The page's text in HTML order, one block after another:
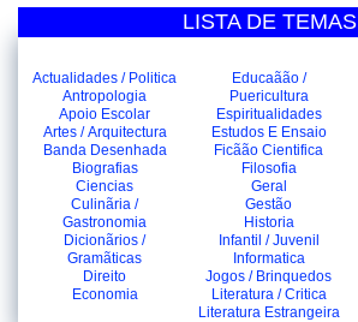
LISTA DE TEMAS
Actualidades / Politica
Antropologia
Apoio Escolar
Artes / Arquitectura
Banda Desenhada
Biografias
Ciencias
Culinãria /
Gastronomia
Dicionãrios /
Gramãticas
Direito
Economia
Educaãão /
Puericultura
Espiritualidades
Estudos E Ensaio
Ficãão Cientifica
Filosofia
Geral
Gestão
Historia
Infantil / Juvenil
Informatica
Jogos / Brinquedos
Literatura / Critica
Literatura Estrangeira